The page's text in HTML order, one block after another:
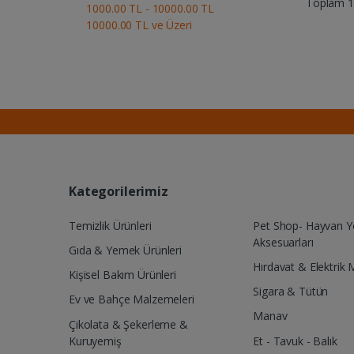
1000.00 TL - 10000.00 TL
10000.00 TL ve Üzeri
Kategorilerimiz
Temizlik Ürünleri
Gıda & Yemek Ürünleri
Kişisel Bakım Ürünleri
Ev ve Bahçe Malzemeleri
Çikolata & Şekerleme &
Kuruyemiş
Pet Shop- Hayvan
Aksesuarları
Hırdavat & Elektrik
Sigara & Tütün
Manav
Et - Tavuk - Balık